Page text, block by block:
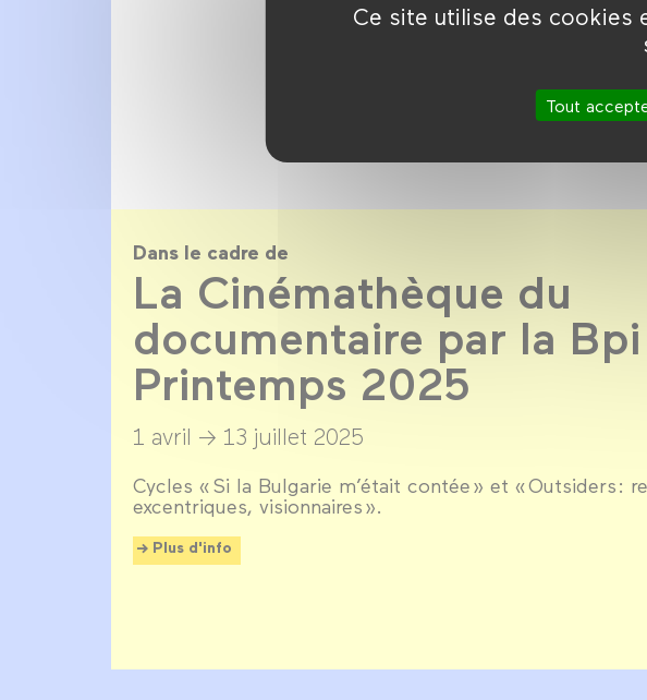
Ce site utilise des cookies
Tout
Dans le cadre de
La Cinémathèque du
documentaire par la
Printemps 2025
1 avril → 13 juillet 2025
Cycles « Si la Bulgarie m’était contée » et « Outsiders :
excentriques, visionnaires ».
Plus d'info